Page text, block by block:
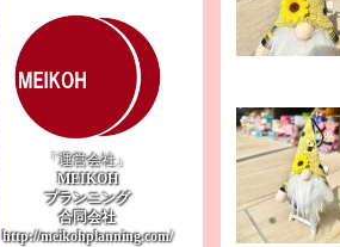
「運営会社」
MEIKOH
プランニング
合同会社
http://meikohplanning.com/